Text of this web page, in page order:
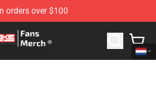
orders over $100
Pop Smoke Merchandise